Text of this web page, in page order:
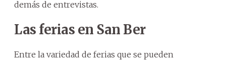
demás de entrevistas.
Las ferias en San Ber
Entre la variedad de ferias que se pueden